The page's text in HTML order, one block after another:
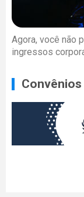
Agora, você não
ingressos
Convênios